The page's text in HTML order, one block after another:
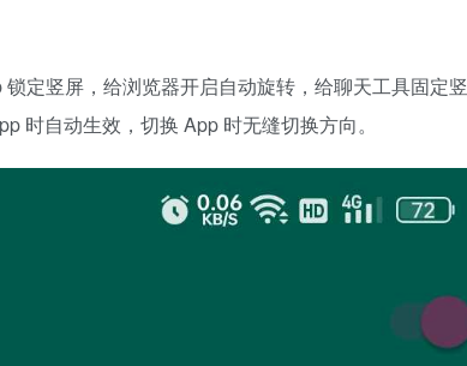
定竖屏，给浏览器开启自动旋转，给聊天工具固定竖
自动生效，切换 App 时无缝切换方向。